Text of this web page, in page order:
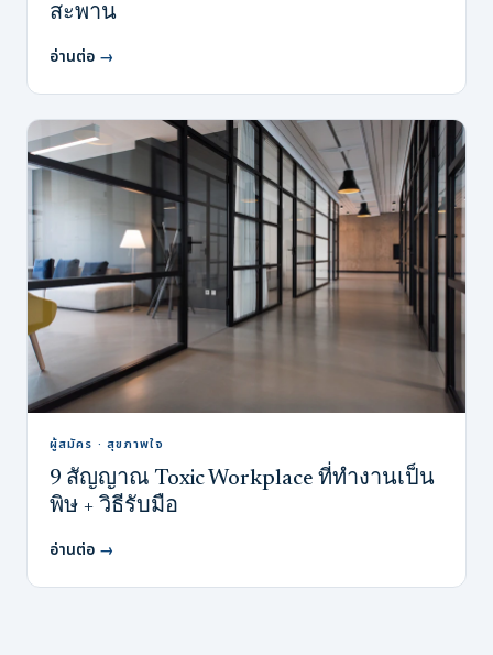
สะพาน
อ่านต่อ →
ผู้สมัคร · สุขภาพใจ
9 สัญญาณ Toxic Workplace ที่ทำงานเป็น
พิษ + วิธีรับมือ
อ่านต่อ →